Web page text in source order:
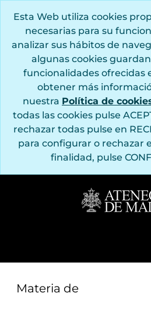
Esta Web utiliza cookies
necesarias para su
analizar sus hábitos de
algunas cookies
funcionalidades ofrecidas
obtener más
nuestra Política de
todas las cookies pulse
rechazar todas pulse en
para configurar o rechazar
finalidad, pulse
Materia de